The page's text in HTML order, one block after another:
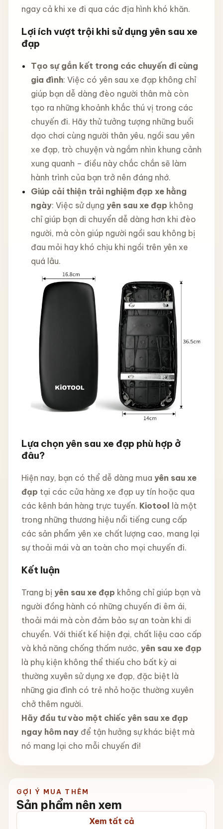
ngay cả khi xe đi qua các địa hình khó khăn.
Lợi ích vượt trội khi sử dụng yên sau xe
đạp
Tạo sự gắn kết trong các chuyến đi cùng
gia đình: Việc có yên sau xe đạp không chỉ
giúp bạn dễ dàng đèo người thân mà còn
tạo ra những khoảnh khắc thú vị trong các
chuyến đi. Hãy thử tưởng tượng những buổi
dạo chơi cùng người thân yêu, ngồi sau yên
xe đạp, trò chuyện và ngắm nhìn khung cảnh
xung quanh – điều này chắc chắn sẽ làm
hành trình của bạn trở nên đáng nhớ.
Giúp cải thiện trải nghiệm đạp xe hằng
ngày: Việc sử dụng yên sau xe đạp không
chỉ giúp bạn di chuyển dễ dàng hơn khi đèo
người, mà còn giúp người ngồi sau không bị
đau mỏi hay khó chịu khi ngồi trên yên xe
quá lâu.
Lựa chọn yên sau xe đạp phù hợp ở
đâu?
Hiện nay, bạn có thể dễ dàng mua yên sau xe
đạp tại các cửa hàng xe đạp uy tín hoặc qua
các kênh bán hàng trực tuyến. Kiotool
là một
trong những thương hiệu nổi tiếng cung cấp
các sản phẩm yên xe chất lượng cao, mang lại
sự thoải mái và an toàn cho mọi chuyến đi.
Kết luận
Trang bị yên sau xe đạp không chỉ giúp bạn và
người đồng hành có những chuyến đi êm ái,
thoải mái mà còn đảm bảo sự an toàn khi di
chuyển. Với thiết kế hiện đại, chất liệu cao cấp
và khả năng chống thấm nước, yên sau xe đạp
là phụ kiện không thể thiếu cho bất kỳ ai
thường xuyên sử dụng xe đạp, đặc biệt là
những gia đình có trẻ nhỏ hoặc thường xuyên
chở thêm người.
Hãy đầu tư vào một chiếc yên sau xe đạp
ngay hôm nayđể tận hưởng sự khác biệt mà
nó mang lại cho mỗi chuyến đi!
GỢI Ý MUA THÊM
Sản phẩm nên xem
Xem tất cả